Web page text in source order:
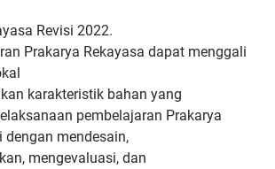
Revisi 2022.
Prakarya Rekayasa dapat menggali
karakteristik bahan yang
pembelajaran Prakarya
dengan mendesain,
mengevaluasi, dan